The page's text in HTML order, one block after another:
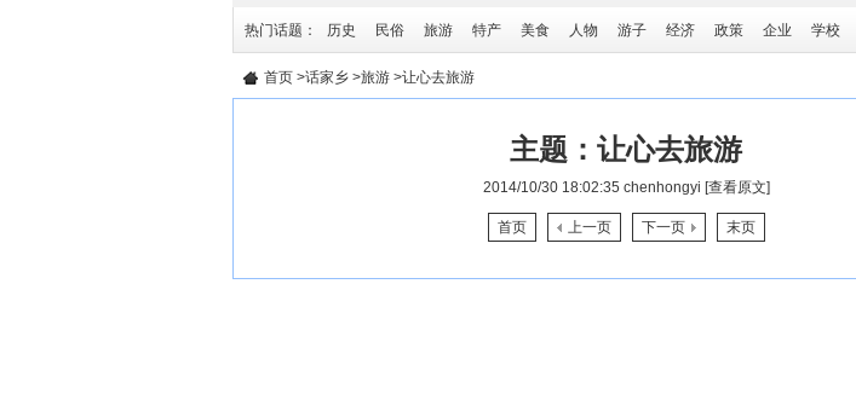
热门话题： 历史 民俗 旅游 特产 美食 人物 游子 经济 政策 企业 学校
首页 >话家乡 >旅游 >让心去旅游
主题： 让心去旅游
2014/10/30 18:02:35 chenhongyi [查看原文]
首页 上一页 下一页 末页